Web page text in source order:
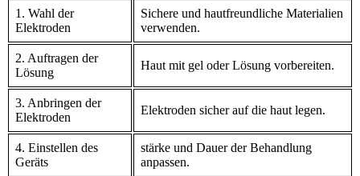
1. Wahl der
Elektroden
Sichere und‍ hautfreundliche Materialien
verwenden.
2. Auftragen der
⁢Lösung
Haut mit gel oder ⁢Lösung⁤ vorbereiten.
3.​ Anbringen der
Elektroden
Elektroden sicher auf die⁢ haut legen.
4.⁣ Einstellen des
Geräts
stärke und Dauer der Behandlung
anpassen.